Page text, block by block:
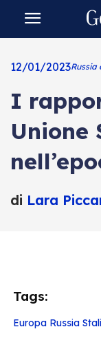
12/01/2023Russia
I
Unione
di Lara
Tags:
Europa Russia